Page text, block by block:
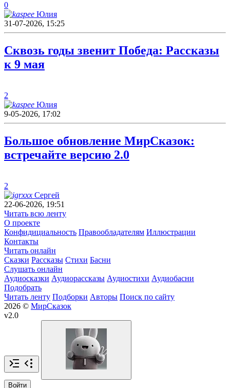
0
Юлия
31-07-2026, 15:25
Сквозь годы звенит Победа: Рассказы
к 9 мая
2
Юлия
9-05-2026, 17:02
Большое обновление МирСказок:
встречайте версию 2.0
2
Сергей
22-06-2026, 19:51
Читать всю ленту
О проекте
Конфидициальность Правообладателям Иллюстрации
Контакты
Читать онлайн
Сказки Рассказы Стихи Басни
Слушать онлайн
Аудиосказки Аудиорассказы Аудиостихи Аудиобасни
Подобрать
Читать ленту Подборки Авторы Поиск по сайту
2026 © МирСказок
v2.0
Войти